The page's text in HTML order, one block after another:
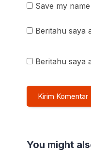
Save my
Beritahu saya
Beritahu saya
You might